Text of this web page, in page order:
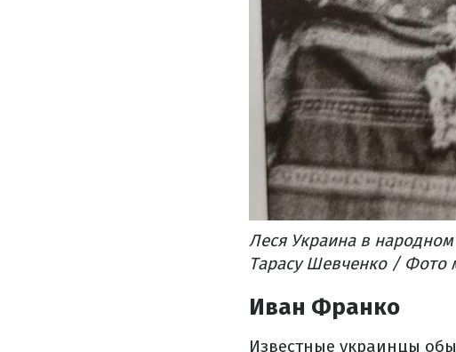
Леся Украина в
Тарасу Шевченко / Фото
Иван Франко
Известные украинцы